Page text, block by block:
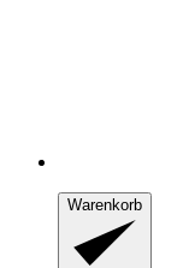
Warenkorb